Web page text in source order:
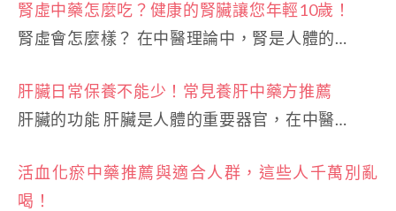
腎虛中藥怎麼吃？健康的腎臟讓您年輕10歲！
腎虛會怎麼樣？ 在中醫理論中，腎是人體的…
肝臟日常保養不能少！常見養肝中藥方推薦
肝臟的功能 肝臟是人體的重要器官，在中醫…
活血化瘀中藥推薦與適合人群，這些人千萬別亂
喝！